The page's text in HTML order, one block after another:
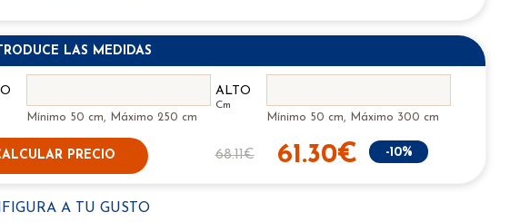
LAS MEDIDAS
Mínimo 50 cm, Máximo 250 cm
ALTO
Cm
Mínimo 50 cm, Máximo 300 cm
PRECIO 68.11€ 61.30€ -10%
A TU GUSTO